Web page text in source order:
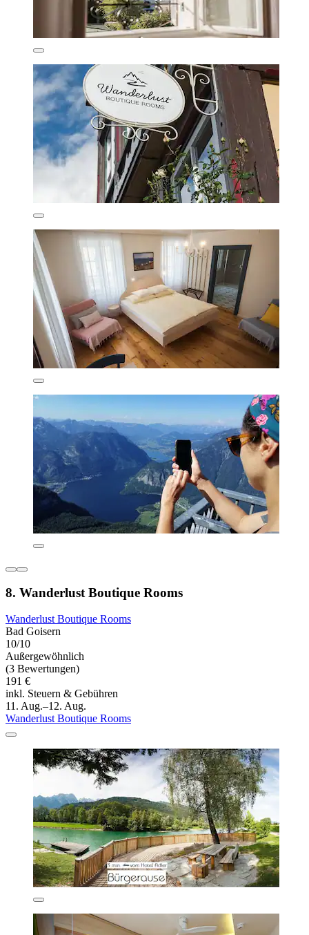
8. Wanderlust Boutique Rooms
Wanderlust Boutique Rooms
Bad Goisern
10/10
Außergewöhnlich
(3 Bewertungen)
191 €
inkl. Steuern & Gebühren
11. Aug.–12. Aug.
Wanderlust Boutique Rooms